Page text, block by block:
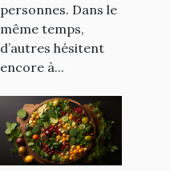
personnes. Dans le
même temps,
d’autres hésitent
encore à...